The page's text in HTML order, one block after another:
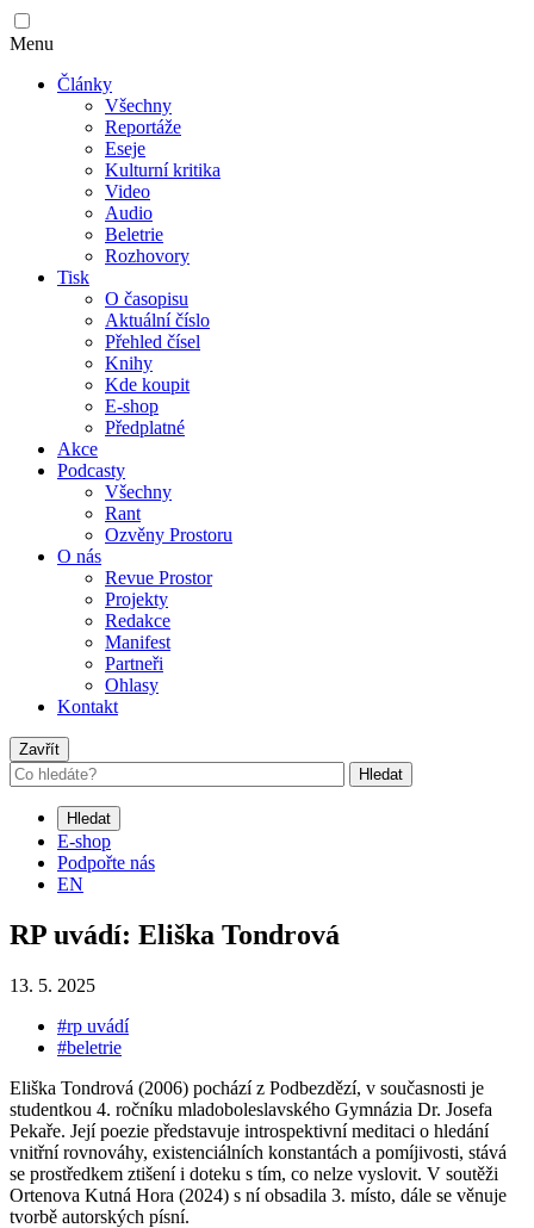
Menu
Články
Všechny
Reportáže
Eseje
Kulturní kritika
Video
Audio
Beletrie
Rozhovory
Tisk
O časopisu
Aktuální číslo
Přehled čísel
Knihy
Kde koupit
E-shop
Předplatné
Akce
Podcasty
Všechny
Rant
Ozvěny Prostoru
O nás
Revue Prostor
Projekty
Redakce
Manifest
Partneři
Ohlasy
Kontakt
Zavřít
Hledat
Hledat
E-shop
Podpořte nás
EN
RP uvádí: Eliška Tondrová
13. 5. 2025
#rp uvádí
#beletrie
Eliška Tondrová (2006) pochází z Podbezdězí, v současnosti je
studentkou 4. ročníku mladoboleslavského Gymnázia Dr. Josefa
Pekaře. Její poezie představuje introspektivní meditaci o hledání
vnitřní rovnováhy, existenciálních konstantách a pomíjivosti, stává
se prostředkem ztišení i doteku s tím, co nelze vyslovit. V soutěži
Ortenova Kutná Hora (2024) s ní obsadila 3. místo, dále se věnuje
tvorbě autorských písní.